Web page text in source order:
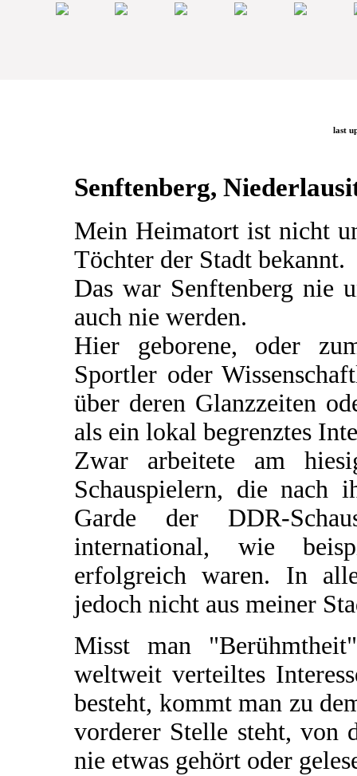
last
Senftenberg,
Mein Heimatort ist nicht
Töchter der Stadt bekannt.
Das war Senftenberg nie
auch nie werden.
Hier geborene, oder
Sportler oder
über deren Glanzzeiten
als ein lokal begrenztes
Zwar arbeitete am
Schauspielern, die nach
Garde der DDR-
international, wie
erfolgreich waren. In
jedoch nicht aus meiner
Misst man
weltweit verteiltes
besteht, kommt man zu
vorderer Stelle steht, von
nie etwas gehört oder